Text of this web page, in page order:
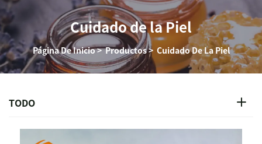
Cuidado de la Piel
Página De Inicio>Productos> Cuidado De La Piel
TODO